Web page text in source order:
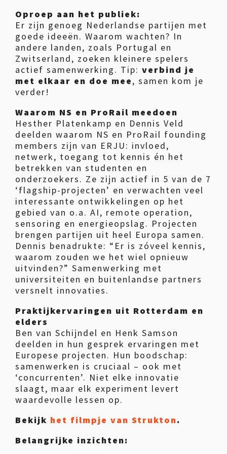
Oproep aan het publiek:
Er zijn genoeg Nederlandse partijen met
goede ideeën. Waarom wachten? In
andere landen, zoals Portugal en
Zwitserland, zoeken kleinere spelers
actief samenwerking. Tip: verbind je
met elkaar en doe mee, samen kom je
verder!
Waarom NS en ProRail meedoen
Hesther Platenkamp en Dennis Veld
deelden waarom NS en ProRail founding
members zijn van ERJU: invloed,
netwerk, toegang tot kennis én het
betrekken van studenten en
onderzoekers. Ze zijn actief in 5 van de 7
‘flagship-projecten’ en verwachten veel
interessante ontwikkelingen op het
gebied van o.a. AI, remote operation,
sensoring en energieopslag. Projecten
brengen partijen uit heel Europa samen.
Dennis benadrukte: “Er is zóveel kennis,
waarom zouden we het wiel opnieuw
uitvinden?” Samenwerking met
universiteiten en buitenlandse partners
versnelt innovaties.
Praktijkervaringen uit Rotterdam en
elders
Ben van Schijndel en Henk Samson
deelden in hun gesprek ervaringen met
Europese projecten. Hun boodschap:
samenwerken is cruciaal – ook met
‘concurrenten’. Niet elke innovatie
slaagt, maar elk experiment levert
waardevolle lessen op.
Bekijk het filmpje van Strukton.
Belangrijke inzichten: